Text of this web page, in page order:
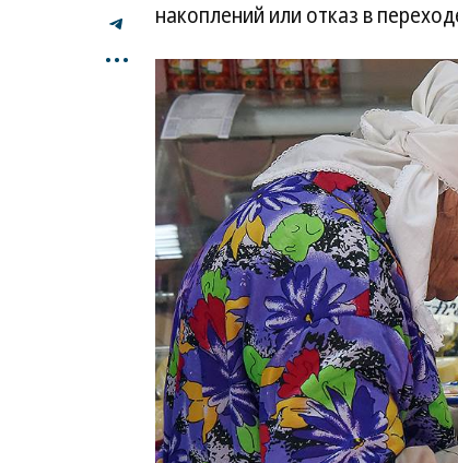
...
накоплений или отказ в